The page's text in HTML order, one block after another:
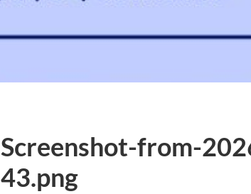
Screenshot-from-
43.png